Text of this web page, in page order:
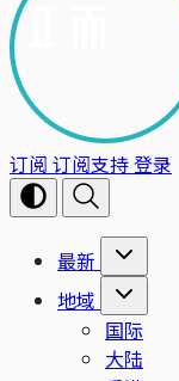
订阅 订阅支持登录
最新
地域
国际
大陆